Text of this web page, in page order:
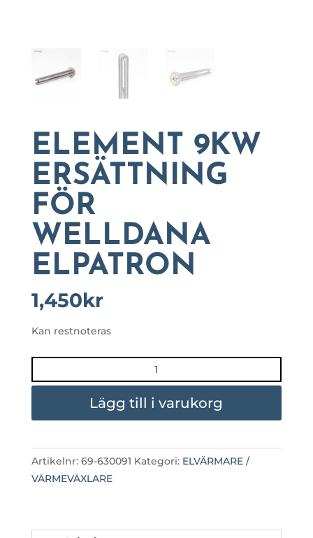
ELEMENT 9KW
ERSÄTTNING
FÖR
WELLDANA
ELPATRON
1,450kr
Kan restnoteras
9KW
ERSÄTTNING
FÖR
ELPATRON
Lägg till i varukorg
Artikelnr: 69-630091 Kategori: ELVÄRMARE /
VÄRMEVÄXLARE